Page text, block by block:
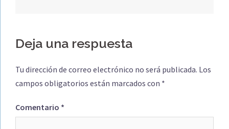
Deja una respuesta
Tu dirección de correo electrónico no será publicada. Los
campos obligatorios están marcados con *
Comentario *